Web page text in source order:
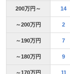
200万円～ 14
～200万円 2
～190万円 7
～180万円 9
～170万円 11